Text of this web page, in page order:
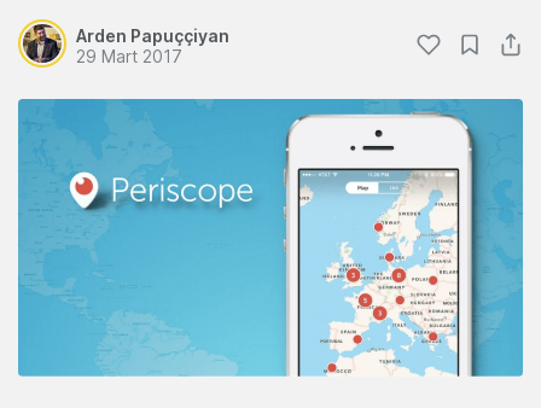
Arden Papuççiyan
29 Mart 2017